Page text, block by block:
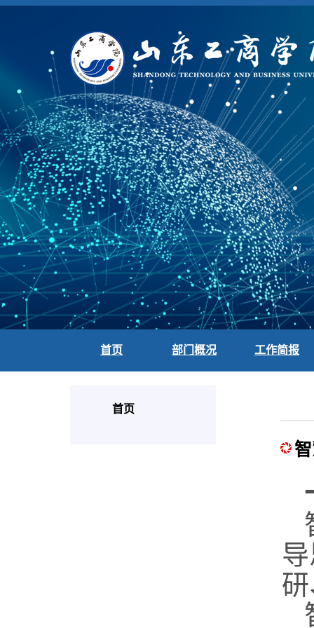
首页 部门概况 工作简报
首页